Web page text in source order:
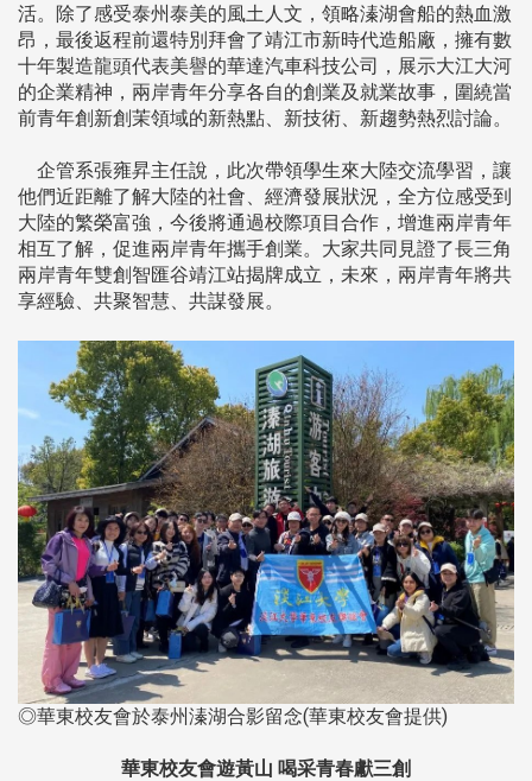
活。除了感受泰州泰美的風土人文，領略溱湖會船的熱血激
昂，最後返程前還特別拜會了靖江市新時代造船廠，擁有數
十年製造龍頭代表美譽的華達汽車科技公司，展示大江大河
的企業精神，兩岸青年分享各自的創業及就業故事，圍繞當
前青年創新創茉領域的新熱點、新技術、新趨勢熱烈討論。
企管系張雍昇主任說，此次帶領學生來大陸交流學習，讓
他們近距離了解大陸的社會、經濟發展狀況，全方位感受到
大陸的繁榮富強，今後將通過校際項目合作，增進兩岸青年
相互了解，促進兩岸青年攜手創業。大家共同見證了長三角
兩岸青年雙創智匯谷靖江站揭牌成立，未來，兩岸青年將共
享經驗、共聚智慧、共謀發展。
◎華東校友會於泰州溱湖合影留念(華東校友會提供)
華東校友會遊黃山 喝采青春獻三創